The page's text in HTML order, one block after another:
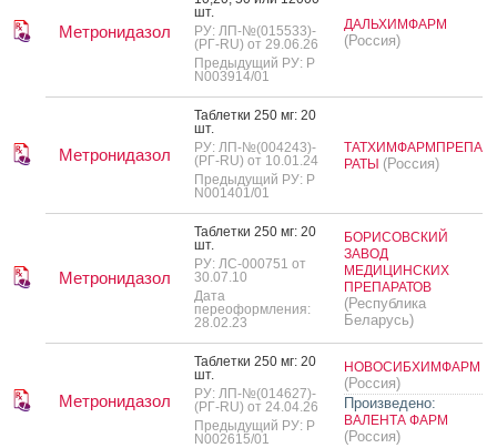
Метронидазол
шт.
РУ: ЛП-№(015533)-
(РГ-RU) от 29.06.26
Предыдущий РУ: Р
N003914/01
ДАЛЬХИМФАРМ
(Россия)
Метронидазол
Таб­летки 250 мг: 20
шт.
РУ: ЛП-№(004243)-
(РГ-RU) от 10.01.24
Предыдущий РУ: Р
N001401/01
ТАТХИМФАРМПРЕПА
РАТЫ (Россия)
Метронидазол
Таб­летки 250 мг: 20
шт.
РУ: ЛС-000751 от
30.07.10
Дата
переоформления:
28.02.23
БОРИСОВСКИЙ
ЗАВОД
МЕДИЦИНСКИХ
ПРЕПАРАТОВ
(Республика
Беларусь)
Метронидазол
Таб­летки 250 мг: 20
шт.
РУ: ЛП-№(014627)-
(РГ-RU) от 24.04.26
Предыдущий РУ: Р
N002615/01
НОВОСИБХИМФАРМ
(Россия)
Произведено:
ВАЛЕНТА ФАРМ
(Россия)